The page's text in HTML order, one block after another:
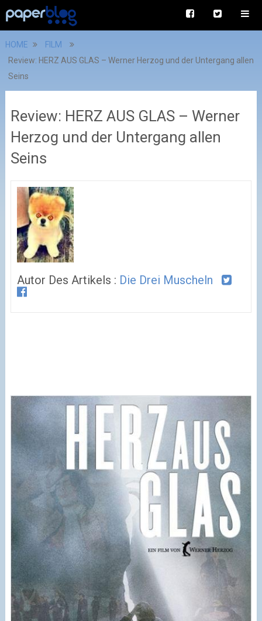
HOME
FILM
Review: HERZ AUS GLAS – Werner Herzog und der Untergang allen
Seins
Review: HERZ AUS GLAS – Werner
Herzog und der Untergang allen
Seins
Autor Des Artikels : Die Drei Muscheln